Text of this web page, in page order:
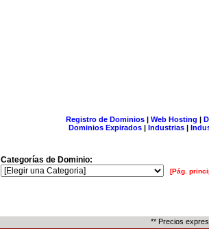
Registro de Dominios| Web Hosting |
Dominios Expirados | Industrias |
Categorías de Dominio:
[Pág.
** Precios